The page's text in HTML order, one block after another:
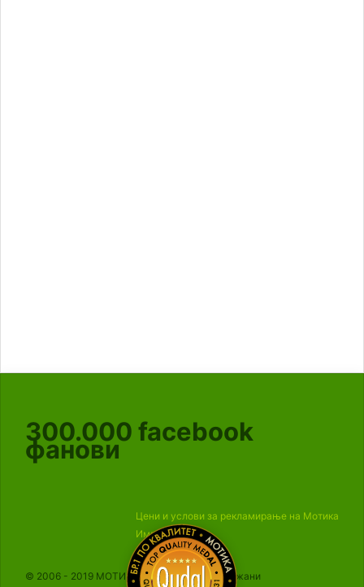
300.000 facebook
фанови
Цени и услови за рекламирање на Мотика
Импресум
© 2006 - 2019 МОТИКА, Сите права се задржани